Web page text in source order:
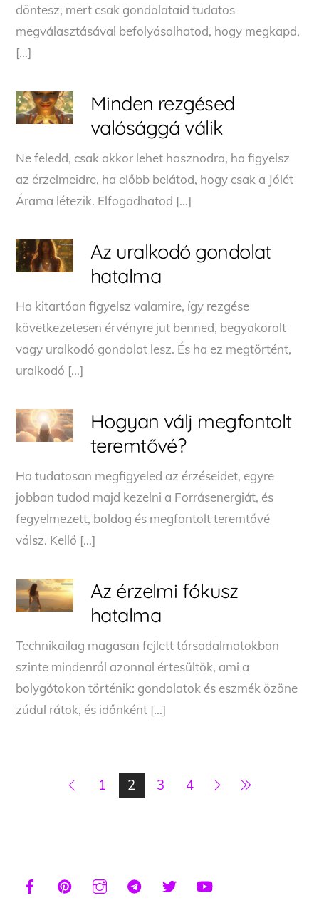
döntesz, mert csak gondolataid tudatos
megválasztásával befolyásolhatod, hogy megkapd,
[…]
Minden rezgésed
valósággá válik
Ne feledd, csak akkor lehet hasznodra, ha figyelsz
az érzelmeidre, ha előbb belátod, hogy csak a Jólét
Árama létezik. Elfogadhatod […]
Az uralkodó gondolat
hatalma
Ha kitartóan figyelsz valamire, így rezgése
következetesen érvényre jut benned, begyakorolt
vagy uralkodó gondolat lesz. És ha ez megtörtént,
uralkodó […]
Hogyan válj megfontolt
teremtővé?
Ha tudatosan megfigyeled az érzéseidet, egyre
jobban tudod majd kezelni a Forrásenergiát, és
fegyelmezett, boldog és megfontolt teremtővé
válsz. Kellő […]
Az érzelmi fókusz
hatalma
Technikailag magasan fejlett társadalmatokban
szinte mindenről azonnal értesültök, ami a
bolygótokon történik: gondolatok és eszmék özöne
zúdul rátok, és időnként […]
1 2 3 4